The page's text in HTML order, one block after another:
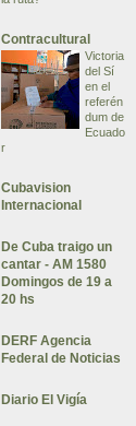
Contracultural
Victoria
del Sí
en el
referén
dum de
Ecuado
r
Cubavision
Internacional
De Cuba traigo un
cantar - AM 1580
Domingos de 19 a
20 hs
DERF Agencia
Federal de Noticias
Diario El Vigía